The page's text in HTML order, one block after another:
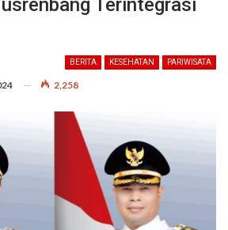
Terintegrasi
BERITA KESEHATAN PARIWISATA
2,258